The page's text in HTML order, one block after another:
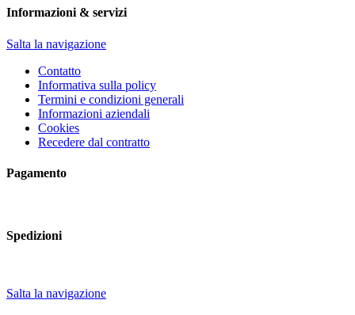
Informazioni & servizi
Salta la navigazione
Contatto
Informativa sulla policy
Termini e condizioni generali
Informazioni aziendali
Cookies
Recedere dal contratto
Pagamento
Spedizioni
Salta la navigazione